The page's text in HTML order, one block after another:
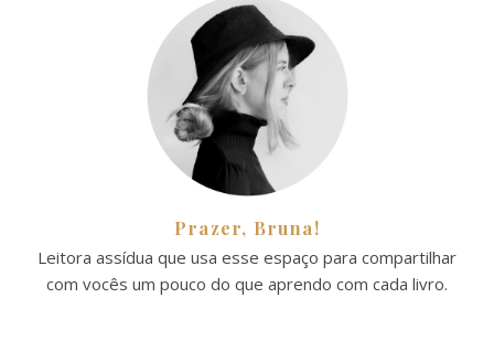
Prazer, Bruna!
Leitora assídua que usa esse espaço para compartilhar
com vocês um pouco do que aprendo com cada livro.